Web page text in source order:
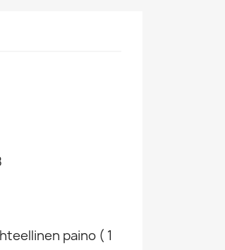
paino ( 1